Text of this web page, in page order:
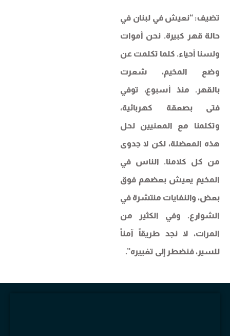
تضيف: “نعيش في لبنان في
حالة قهر كبيرة. نحن أموات
ولسنا أحياء. كلما تكلمت عن
وضع المخيم، شعرت
بالقهر. منذ أسبوع، توفي
فتى بصعقة كهربائية،
وتكلمنا مع المعنيين لحل
هذه المعضلة، لكن لا جدوى
من كل كلامنا. الناس في
المخيم يعيش بعضهم فوق
بعض، والنفايات منتشرة في
الشوارع. وفي الكثير من
المرات، لا نجد طريقاً آمناً
للسير، فنضطر إلى تغييره”.